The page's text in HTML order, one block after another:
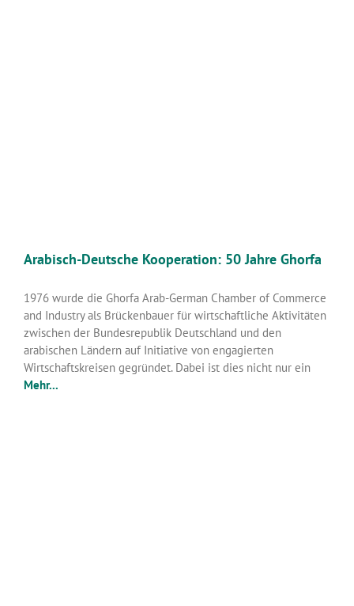
Arabisch-Deutsche Kooperation: 50 Jahre Ghorfa
1976 wurde die Ghorfa Arab-German Chamber of Commerce
and Industry als Brückenbauer für wirtschaftliche Aktivitäten
zwischen der Bundesrepublik Deutschland und den
arabischen Ländern auf Initiative von engagierten
Wirtschaftskreisen gegründet. Dabei ist dies nicht nur ein
Mehr...